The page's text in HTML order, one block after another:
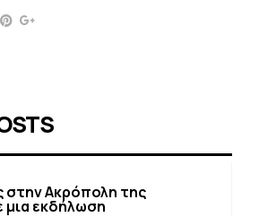
στην Ακρόπολη της
μια εκδήλωση